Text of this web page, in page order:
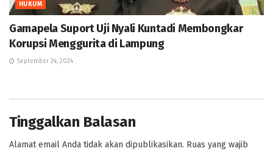
HUKUM
Gamapela Suport Uji Nyali Kuntadi Membongkar
Korupsi Menggurita di Lampung
September 24, 2024
Tinggalkan Balasan
Alamat email Anda tidak akan dipublikasikan. Ruas yang wajib